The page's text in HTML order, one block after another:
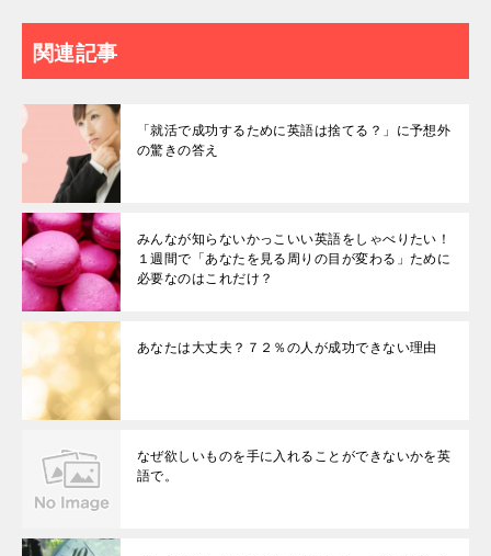
関連記事
「就活で成功するために英語は捨てる？」に予想外
の驚きの答え
みんなが知らないかっこいい英語をしゃべりたい！
１週間で「あなたを見る周りの目が変わる」ために
必要なのはこれだけ？
あなたは大丈夫？７２％の人が成功できない理由
なぜ欲しいものを手に入れることができないかを英
語で。